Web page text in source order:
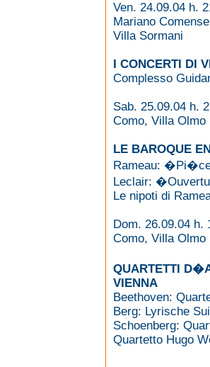
Ven. 24.09.04 h.
Mariano
Villa Sormani
I CONCERTI DI
Complesso
Sab. 25.09.04 h.
Como, Villa Olmo
LE BAROQUE
Rameau:
Leclair:
Le nipoti di
Dom. 26.09.04 h.
Como, Villa Olmo
QUARTETTI
VIENNA
Beethoven:
Berg: Lyrische
Schoenberg:
Quartetto Hugo